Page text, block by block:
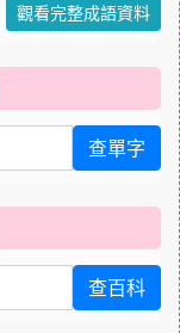
觀看完整成語資料
查單字
查百科